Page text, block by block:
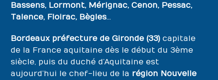
Bassens, Lormont, Mérignac, Cenon, Pessac,
Talence, Floirac, Bègles…
Bordeaux préfecture de Gironde (33) capitale
de la France aquitaine dès le début du 3ème
siècle, puis du duché d’Aquitaine est
aujourd’hui le chef-lieu de la région Nouvelle